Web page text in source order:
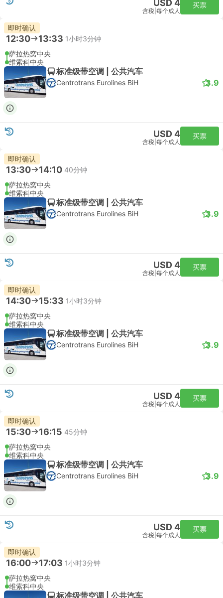
USD 4
含税 每个成人
买票
即时确认
12:30 13:33 1小时3分钟
萨拉热窝中央
维索科中央
标准级带空调 | 公共汽车
Centrotrans Eurolines BiH 3.9
USD 4
含税 每个成人
买票
即时确认
13:30 14:10 40分钟
萨拉热窝中央
维索科中央
标准级带空调 | 公共汽车
Centrotrans Eurolines BiH 3.9
USD 4
含税 每个成人
买票
即时确认
14:30 15:33 1小时3分钟
萨拉热窝中央
维索科中央
标准级带空调 | 公共汽车
Centrotrans Eurolines BiH 3.9
USD 4
含税 每个成人
买票
即时确认
15:30 16:15 45分钟
萨拉热窝中央
维索科中央
标准级带空调 | 公共汽车
Centrotrans Eurolines BiH 3.9
USD 4
含税 每个成人
买票
即时确认
16:00 17:03 1小时3分钟
萨拉热窝中央
维索科中央
标准级带空调 | 公共汽车